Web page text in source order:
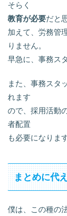
そらく
教育が必要だと
加えて、労務管
りません。
早急に、事務ス
また、事務スタ
れます
ので、採用活動
者配置
も必要になります
まとめに代
僕は、この種の